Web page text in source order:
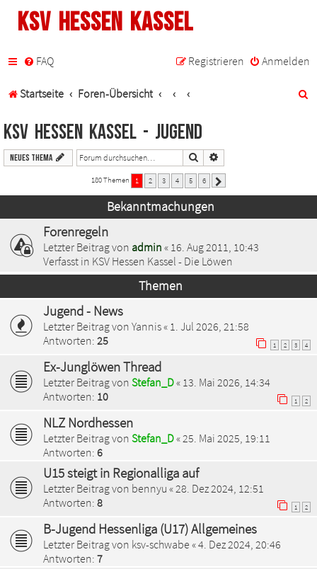
KSV Hessen Kassel
FAQ Anmelden
Registrieren
Startseite Foren-Übersicht
e
KSV Hessen Kassel - Jugend
Neues Thema Suche
180 Themen 1 2 3 4 5 6
Bekanntmachungen
Forenregeln
Letzter Beitrag von admin « 16. Aug 2011, 10:43
Verfasst in KSV Hessen Kassel - Die Löwen
Themen
Jugend - News
Letzter Beitrag von Yannis« 1. Jul 2026, 21:58
Antworten: 25 1 2 3 4
Ex-Junglöwen Thread
Letzter Beitrag von Stefan_D« 13. Mai 2026, 14:34
Antworten: 10 1 2
NLZ Nordhessen
Letzter Beitrag von Stefan_D« 25. Mai 2025, 19:11
Antworten: 6
U15 steigt in Regionalliga auf
Letzter Beitrag von bennyu « 28. Dez 2024, 12:51
Antworten: 8 1 2
B-Jugend Hessenliga (U17) Allgemeines
Letzter Beitrag von ksv-schwabe «4. Dez 2024, 20:46
Antworten: 7